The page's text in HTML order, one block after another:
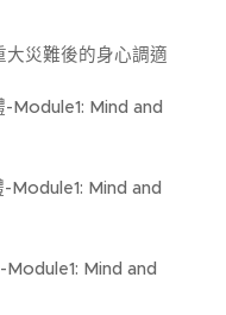
大災難後的身心調適
Module1: Mind and
Module1: Mind and
Module1: Mind and